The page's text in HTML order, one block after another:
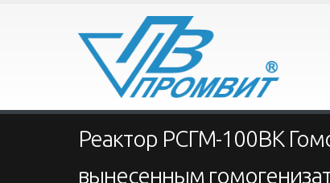
Реактор РСГМ-100ВК
вынесенным